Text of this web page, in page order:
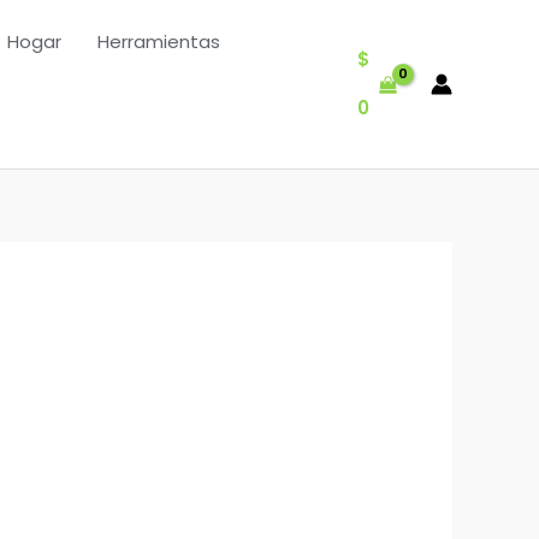
Hogar Herramientas
$
0